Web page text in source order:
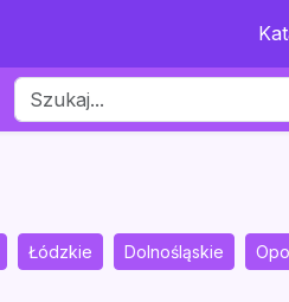
Łódzkie Dolnośląskie